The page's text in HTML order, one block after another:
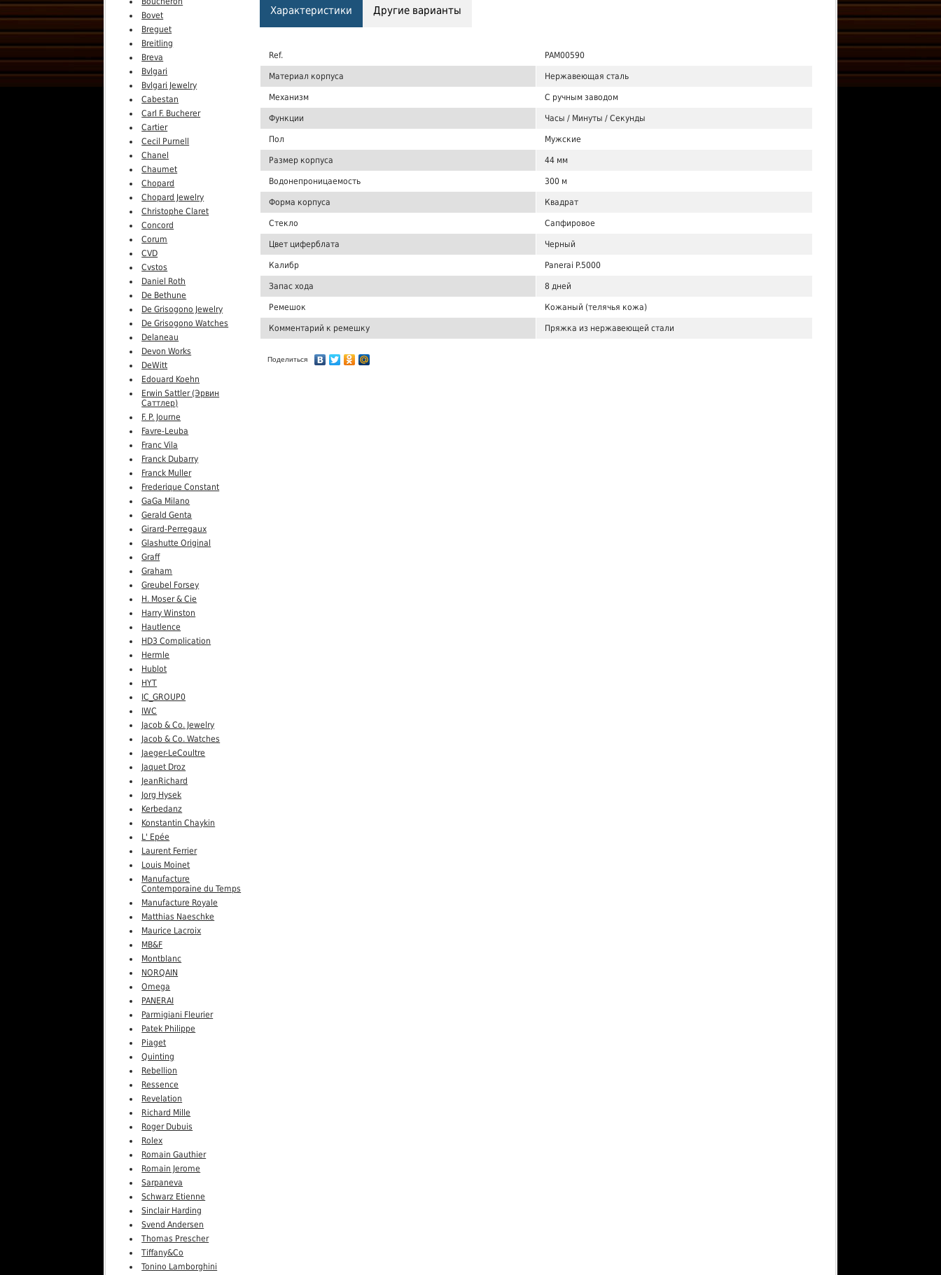
Bovet
Breguet
Breitling
Breva
Bvlgari
Bvlgari Jewelry
Cabestan
Carl F. Bucherer
Cartier
Cecil Purnell
Chanel
Chaumet
Chopard
Chopard Jewelry
Christophe Claret
Concord
Corum
CVD
Cvstos
Daniel Roth
De Bethune
De Grisogono Jewelry
De Grisogono Watches
Delaneau
Devon Works
DeWitt
Edouard Koehn
Erwin Sattler (Эрвин
Саттлер)
F. P. Journe
Favre-Leuba
Franc Vila
Franck Dubarry
Franck Muller
Frederique Constant
GaGa Milano
Gerald Genta
Girard-Perregaux
Glashutte Original
Graff
Graham
Greubel Forsey
H. Moser & Cie
Harry Winston
Hautlence
HD3 Complication
Hermle
Hublot
HYT
IC_GROUP0
IWC
Jacob & Co. Jewelry
Jacob & Co. Watches
Jaeger-LeCoultre
Jaquet Droz
JeanRichard
Jorg Hysek
Kerbedanz
Konstantin Chaykin
L' Epée
Laurent Ferrier
Louis Moinet
Manufacture
Contemporaine du Temps
Manufacture Royale
Matthias Naeschke
Maurice Lacroix
MB&F
Montblanc
NORQAIN
Omega
PANERAI
Parmigiani Fleurier
Patek Philippe
Piaget
Quinting
Rebellion
Ressence
Revelation
Richard Mille
Roger Dubuis
Rolex
Romain Gauthier
Romain Jerome
Sarpaneva
Schwarz Etienne
Sinclair Harding
Svend Andersen
Thomas Prescher
Tiffany&Co
Tonino Lamborghini
Характеристики Другие варианты
Ref. PAM00590
Материал корпуса Нержавеющая сталь
Механизм С ручным заводом
Функции Часы / Минуты / Секунды
Пол Мужские
Размер корпуса 44 мм
Водонепроницаемость 300 м
Форма корпуса Квадрат
Стекло Сапфировое
Цвет циферблата Черный
Калибр Panerai P.5000
Запас хода 8 дней
Ремешок Кожаный (телячья кожа)
Комментарий к ремешку Пряжка из нержавеющей стали
Поделиться